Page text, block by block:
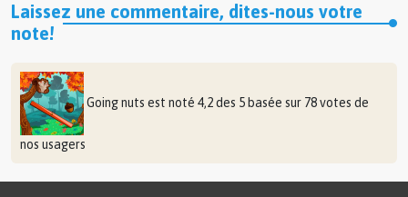
Laissez une commentaire, dites-nous votre
note!
Going nuts est noté 4,2des 5 basée sur 78votes de
nos usagers